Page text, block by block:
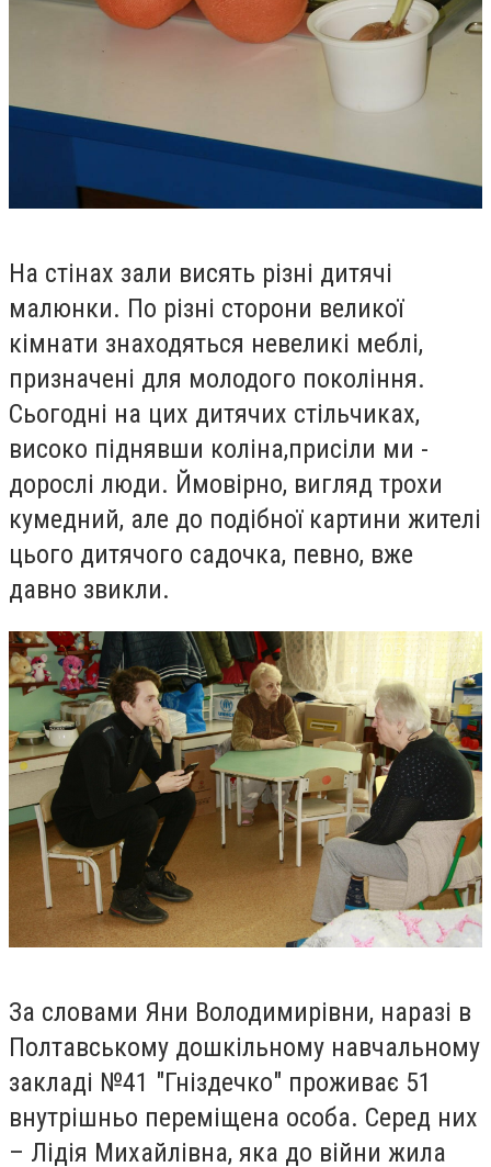
На стінах зали висять різні дитячі
малюнки. По різні сторони великої
кімнати знаходяться невеликі меблі,
призначені для молодого покоління.
Сьогодні на цих дитячих стільчиках,
високо піднявши коліна,присіли ми -
дорослі люди. Ймовірно, вигляд трохи
кумедний, але до подібної картини жителі
цього дитячого садочка, певно, вже
давно звикли.
За словами Яни Володимирівни, наразі в
Полтавському дошкільному навчальному
закладі №41 "Гніздечко" проживає 51
внутрішньо переміщена особа. Серед них
– Лідія Михайлівна, яка до війни жила